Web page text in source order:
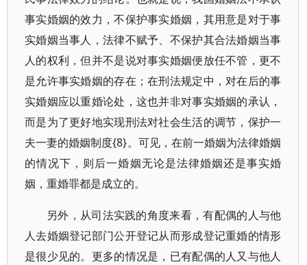
事实婚姻的效力，不保护事实婚姻，其用意是对于事
实婚姻当事人，法律不赋予、不保护其合法婚姻当事
人的权利，但并不是说对事实婚姻便放任不管，更不
是允许事实婚姻的存在；在刑法规定中，对在后的事
实婚姻应以重婚论处，这也并非对事实婚姻的承认，
而是为了更好地实现刑法对社会生活的调节，保护一
夫一妻的婚姻制度{8}。可见，在前一婚姻为法律婚姻
的情况下，则后一婚姻无论是法律婚姻还是事实婚
姻，重婚罪都是成立的。
另外，从司法实践的角度来看，有配偶的人与他
人去婚姻登记部门公开登记从而形成登记重婚的情形
是很少见的。更多的情况是，已有配偶的人又与他人